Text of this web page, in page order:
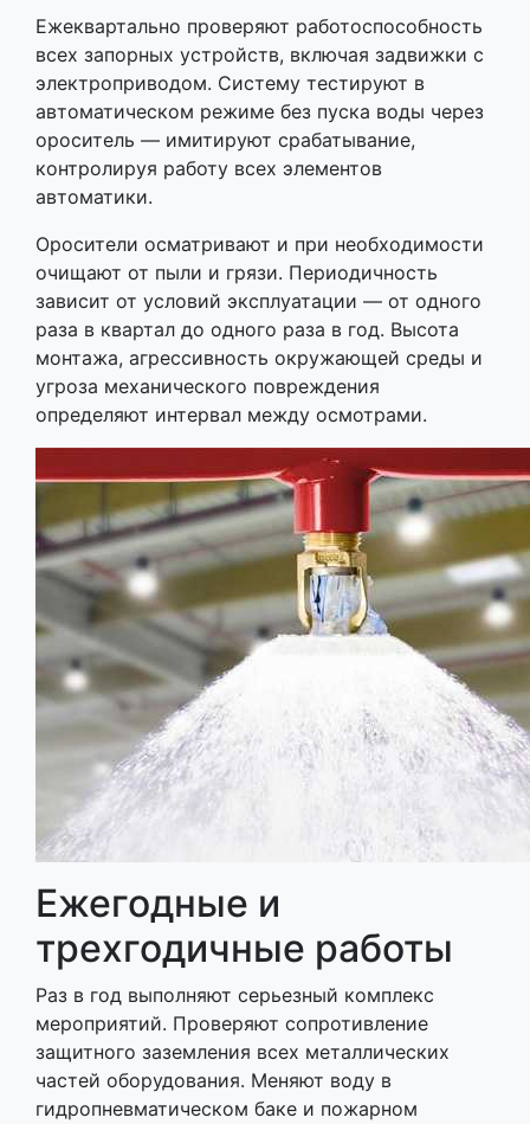
Ежеквартально проверяют работоспособность
всех запорных устройств, включая задвижки с
электроприводом. Систему тестируют в
автоматическом режиме без пуска воды через
ороситель — имитируют срабатывание,
контролируя работу всех элементов
автоматики.
Оросители осматривают и при необходимости
очищают от пыли и грязи. Периодичность
зависит от условий эксплуатации — от одного
раза в квартал до одного раза в год. Высота
монтажа, агрессивность окружающей среды и
угроза механического повреждения
определяют интервал между осмотрами.
Ежегодные и
трехгодичные работы
Раз в год выполняют серьезный комплекс
мероприятий. Проверяют сопротивление
защитного заземления всех металлических
частей оборудования. Меняют воду в
гидропневматическом баке и пожарном